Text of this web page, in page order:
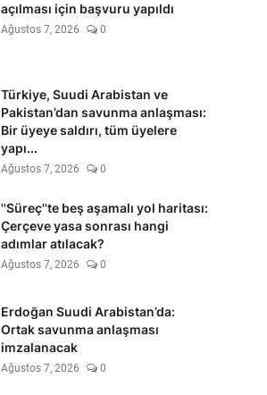
açılması için başvuru yapıldı
Ağustos 7, 2026 0
Türkiye, Suudi Arabistan ve
Pakistan’dan savunma anlaşması:
Bir üyeye saldırı, tüm üyelere
yapı...
Ağustos 7, 2026 0
''Süreç''te beş aşamalı yol haritası:
Çerçeve yasa sonrası hangi
adımlar atılacak?
Ağustos 7, 2026 0
Erdoğan Suudi Arabistan’da:
Ortak savunma anlaşması
imzalanacak
Ağustos 7, 2026 0